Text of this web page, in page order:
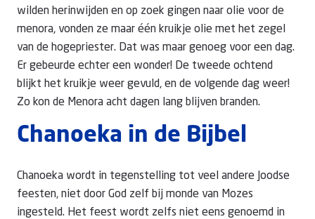
wilden herinwijden en op zoek gingen naar olie voor de
menora, vonden ze maar één kruikje olie met het zegel
van de hogepriester. Dat was maar genoeg voor een dag.
Er gebeurde echter een wonder! De tweede ochtend
blijkt het kruikje weer gevuld, en de volgende dag weer!
Zo kon de Menora acht dagen lang blijven branden.
Chanoeka in de Bijbel
Chanoeka wordt in tegenstelling tot veel andere Joodse
feesten, niet door God zelf bij monde van Mozes
ingesteld. Het feest wordt zelfs niet eens genoemd in